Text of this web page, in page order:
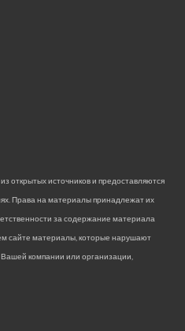
открытых источников и предоставляются
Права на материалы принадлежат их
за содержание материала
сайте материалы, которые нарушают
компании или организации,